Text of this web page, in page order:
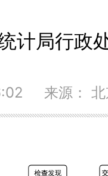
计局行政
来源： 北